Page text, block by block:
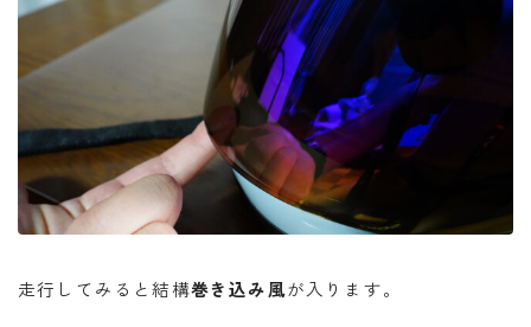
走行してみると結構巻き込み風が入ります。